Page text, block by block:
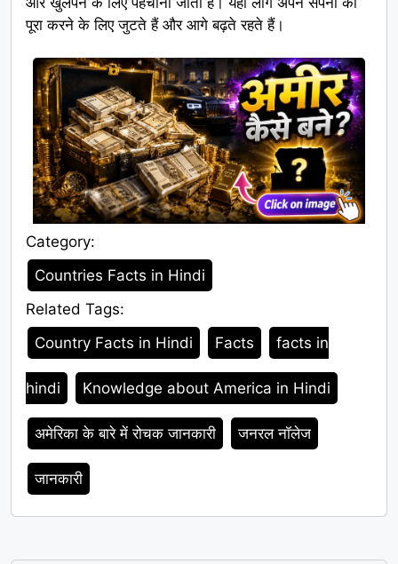
पूरा करने के लिए जुटते हैं और आगे बढ़ते रहते हैं।
Category:
Category
Countries Facts in Hindi
Related Tags:
Tags
Country Facts in Hindi Facts facts in
hindi Knowledge about America in Hindi
अमेरिका के बारे में रोचक जानकारी जनरल नॉलेज
जानकारी